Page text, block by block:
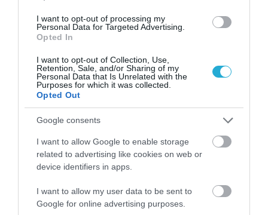
I want to opt-out of processing my
Personal Data for Targeted Advertising.
Opted In
I want to opt-out of Collection, Use,
Retention, Sale, and/or Sharing of my
Personal Data that Is Unrelated with the
Purposes for which it was collected.
Opted Out
Google consents
I want to allow Google to enable storage
related to advertising like cookies on web or
device identifiers in apps.
I want to allow my user data to be sent to
Google for online advertising purposes.
10 8.500 kJ ή 2.032 kcal 8.100 kJ ή 1.936
Ωστόσο, αυτά τα στοιχεία είναι μόνο ένας
οδηγός. Τα παιδιά μπορεί να χρειάζονται
περισσότερο ή λιγότερο από αυτές τις
εκτιμήσεις ανάλογα με διάφορους
παράγοντες, συμπεριλαμβανομένης της
σωματικής δραστηριότητας.
Ενώ η ποσότητα ενέργειας που χρειάζεται το
παιδί σας είναι σημαντική, θα πρέπει επίσης